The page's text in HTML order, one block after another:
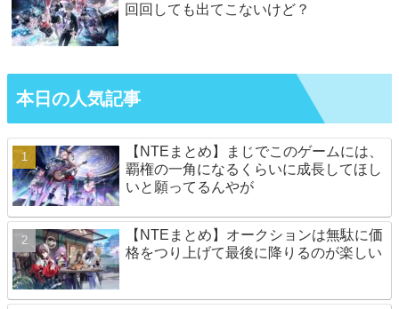
回回しても出てこないけど？
本日の人気記事
【NTEまとめ】まじでこのゲームには、
覇権の一角になるくらいに成長してほし
いと願ってるんやが
【NTEまとめ】オークションは無駄に価
格をつり上げて最後に降りるのが楽しい